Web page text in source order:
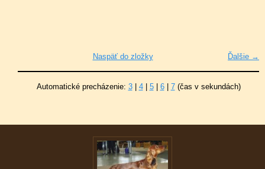
Ďalšie →
Naspäť do zložky
Automatické precházenie: 3| 4| 5| 6| 7(čas v sekundách)